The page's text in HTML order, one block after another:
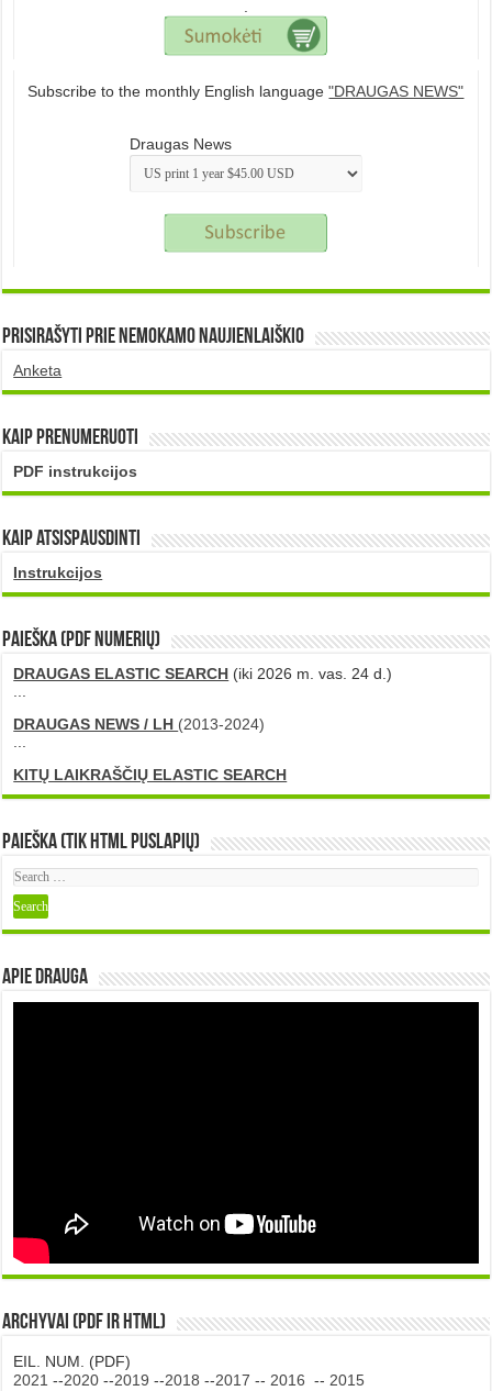
Subscribe to the monthly English language"DRAUGAS NEWS"
Draugas News
Prisirašyti prie nemokamo naujienlaiškio
Anketa
Kaip prenumeruoti
PDF instrukcijos
Kaip atsispausdinti
Instrukcijos
PAIEŠKA (PDF numerių)
DRAUGAS ELASTIC SEARCH (iki 2026 m. vas. 24 d.)
DRAUGAS NEWS / LH (2013-2024)
KITŲ LAIKRAŠČIŲ ELASTIC SEARCH
Paieška (tik HTML puslapių)
Apie DRAUGA
Archyvai (PDF ir HTML)
EIL. NUM. (PDF)
2021 --2020 --2019 --2018 --2017 --2016 --2015